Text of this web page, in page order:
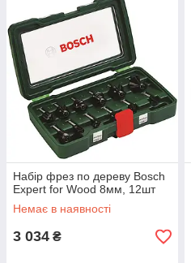
Набір фрез по дереву Bosch
Expert for Wood 8мм, 12шт
Немає в наявності
3 034 ₴